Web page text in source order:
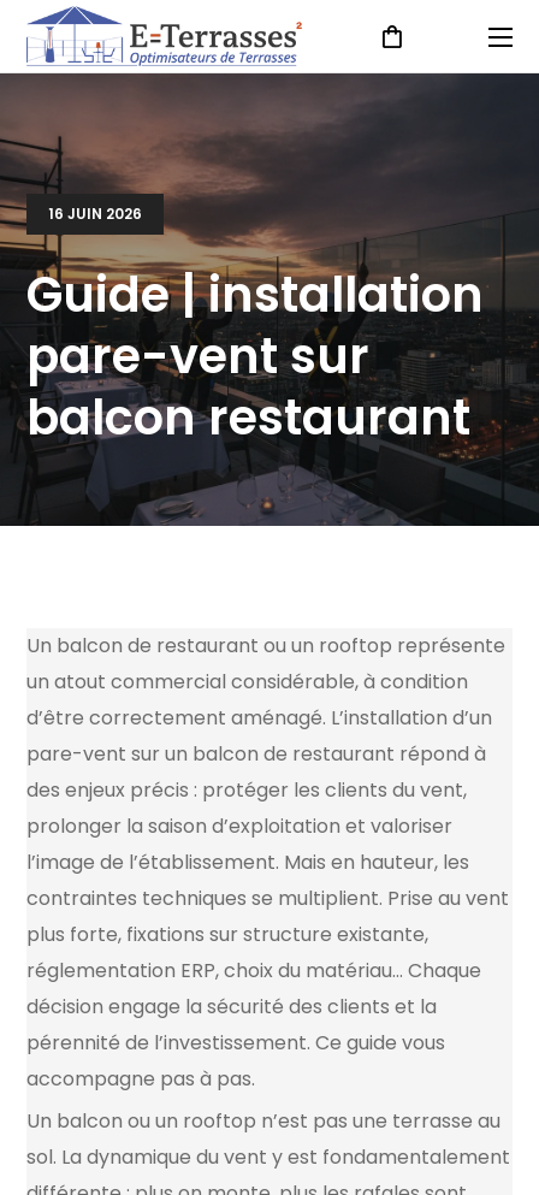
16 JUIN 2026
Guide | installation
pare-vent sur
balcon restaurant
Un balcon de restaurant ou un rooftop représente
un atout commercial considérable, à condition
d’être correctement aménagé. L’installation d’un
pare-vent sur un balcon de restaurant répond à
des enjeux précis : protéger les clients du vent,
prolonger la saison d’exploitation et valoriser
l’image de l’établissement. Mais en hauteur, les
contraintes techniques se multiplient. Prise au vent
plus forte, fixations sur structure existante,
réglementation ERP, choix du matériau… Chaque
décision engage la sécurité des clients et la
pérennité de l’investissement. Ce guide vous
accompagne pas à pas.
Un balcon ou un rooftop n’est pas une terrasse au
sol. La dynamique du vent y est fondamentalement